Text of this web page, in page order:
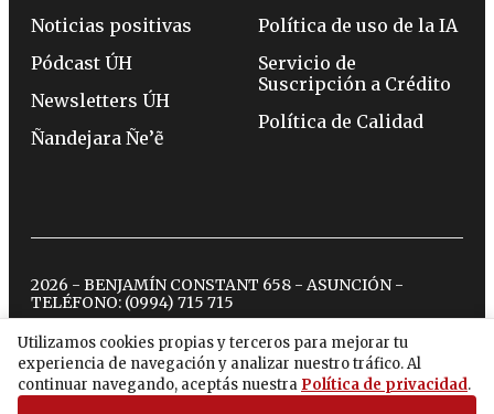
Utilizamos cookies propias y terceros para mejorar tu
experiencia de navegación y analizar nuestro tráfico. Al
continuar navegando, aceptás nuestra Política de privacidad.
Noticias positivas
Pódcast ÚH
Newsletters ÚH
Ñandejara Ñe’ẽ
Política de uso de la IA
Servicio de
Suscripción a Crédito
Política de Calidad
2026 - BENJAMÍN CONSTANT 658 - ASUNCIÓN -
TELÉFONO: (0994) 715 715
twitterinstagram
facebook
tiktokyoutubespotify